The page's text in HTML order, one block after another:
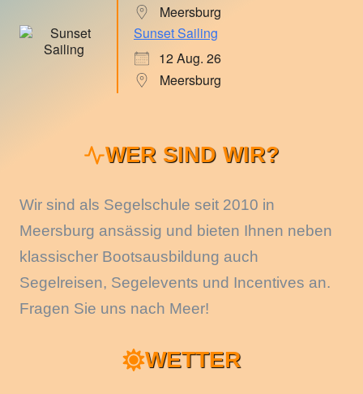
Meersburg
Sunset Sailing
12 Aug. 26
Meersburg
WER SIND WIR?
Wir sind als Segelschule seit 2010 in
Meersburg ansässig und bieten Ihnen neben
klassischer Bootsausbildung auch
Segelreisen, Segelevents und Incentives an.
Fragen Sie uns nach Meer!
WETTER